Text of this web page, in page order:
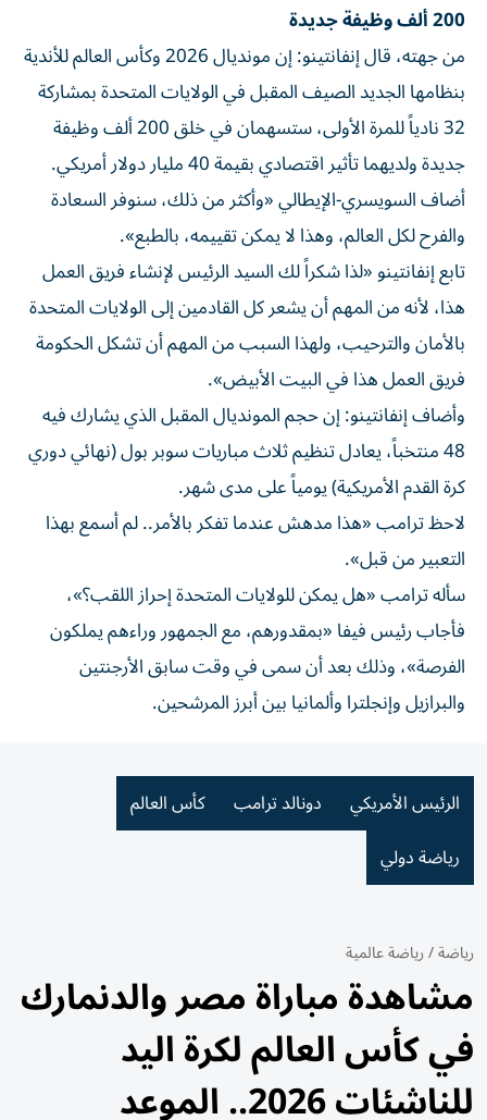
200 ألف وظيفة جديدة
من جهته، قال إنفانتينو: إن مونديال 2026 وكأس العالم للأندية
بنظامها الجديد الصيف المقبل في الولايات المتحدة بمشاركة
32 نادياً للمرة الأولى، ستسهمان في خلق 200 ألف وظيفة
جديدة ولديهما تأثير اقتصادي بقيمة 40 مليار دولار أمريكي.
أضاف السويسري-الإيطالي «وأكثر من ذلك، سنوفر السعادة
والفرح لكل العالم، وهذا لا يمكن تقييمه، بالطبع».
تابع إنفانتينو «لذا شكراً لك السيد الرئيس لإنشاء فريق العمل
هذا، لأنه من المهم أن يشعر كل القادمين إلى الولايات المتحدة
بالأمان والترحيب، ولهذا السبب من المهم أن تشكل الحكومة
فريق العمل هذا في البيت الأبيض».
وأضاف إنفانتينو: إن حجم المونديال المقبل الذي يشارك فيه
48 منتخباً، يعادل تنظيم ثلاث مباريات سوبر بول (نهائي دوري
كرة القدم الأمريكية) يومياً على مدى شهر.
لاحظ ترامب «هذا مدهش عندما تفكر بالأمر.. لم أسمع بهذا
التعبير من قبل».
سأله ترامب «هل يمكن للولايات المتحدة إحراز اللقب؟»،
فأجاب رئيس فيفا «بمقدورهم، مع الجمهور وراءهم يملكون
الفرصة»، وذلك بعد أن سمى في وقت سابق الأرجنتين
والبرازيل وإنجلترا وألمانيا بين أبرز المرشحين.
الرئيس الأمريكي دونالد ترامب
كأس العالم
رياضة دولي
رياضة/رياضة عالمية
مشاهدة مباراة مصر والدنمارك
في كأس العالم لكرة اليد
للناشئات 2026.. الموعد